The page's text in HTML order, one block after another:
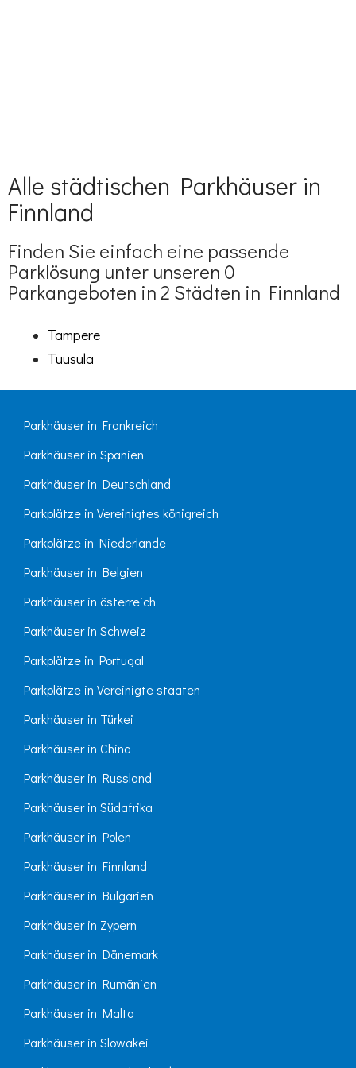
Alle städtischen Parkhäuser in
Finnland
Finden Sie einfach eine passende
Parklösung unter unseren 0
Parkangeboten in 2 Städten in Finnland
Tampere
Tuusula
Parkhäuser in Frankreich
Parkhäuser in Spanien
Parkhäuser in Deutschland
Parkplätze in Vereinigtes königreich
Parkplätze in Niederlande
Parkhäuser in Belgien
Parkhäuser in österreich
Parkhäuser in Schweiz
Parkplätze in Portugal
Parkplätze in Vereinigte staaten
Parkhäuser in Türkei
Parkhäuser in China
Parkhäuser in Russland
Parkhäuser in Südafrika
Parkhäuser in Polen
Parkhäuser in Finnland
Parkhäuser in Bulgarien
Parkhäuser in Zypern
Parkhäuser in Dänemark
Parkhäuser in Rumänien
Parkhäuser in Malta
Parkhäuser in Slowakei